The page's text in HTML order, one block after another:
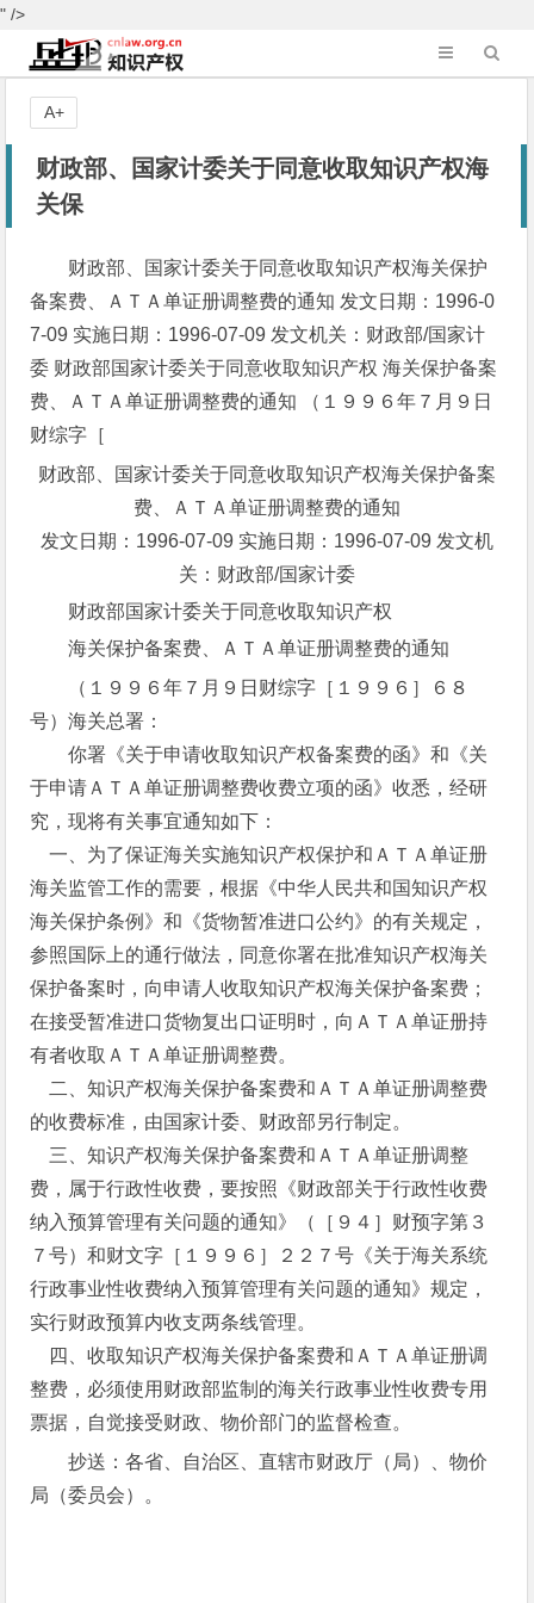
" />
财政部、国家计委关于同意收取知识产权海
关保
财政部、国家计委关于同意收取知识产权海关保护
备案费、ＡＴＡ单证册调整费的通知 发文日期：1996-0
7-09 实施日期：1996-07-09 发文机关：财政部/国家计
委 财政部国家计委关于同意收取知识产权 海关保护备案
费、ＡＴＡ单证册调整费的通知 （１９９６年７月９日
财综字［
财政部、国家计委关于同意收取知识产权海关保护备案
费、ＡＴＡ单证册调整费的通知
发文日期：1996-07-09 实施日期：1996-07-09 发文机
关：财政部/国家计委
财政部国家计委关于同意收取知识产权
海关保护备案费、ＡＴＡ单证册调整费的通知
（１９９６年７月９日财综字［１９９６］６８
号）海关总署：
你署《关于申请收取知识产权备案费的函》和《关
于申请ＡＴＡ单证册调整费收费立项的函》收悉，经研
究，现将有关事宜通知如下：
一、为了保证海关实施知识产权保护和ＡＴＡ单证册
海关监管工作的需要，根据《中华人民共和国知识产权
海关保护条例》和《货物暂准进口公约》的有关规定，
参照国际上的通行做法，同意你署在批准知识产权海关
保护备案时，向申请人收取知识产权海关保护备案费；
在接受暂准进口货物复出口证明时，向ＡＴＡ单证册持
有者收取ＡＴＡ单证册调整费。
二、知识产权海关保护备案费和ＡＴＡ单证册调整费
的收费标准，由国家计委、财政部另行制定。
三、知识产权海关保护备案费和ＡＴＡ单证册调整
费，属于行政性收费，要按照《财政部关于行政性收费
纳入预算管理有关问题的通知》（［９４］财预字第３
７号）和财文字［１９９６］２２７号《关于海关系统
行政事业性收费纳入预算管理有关问题的通知》规定，
实行财政预算内收支两条线管理。
四、收取知识产权海关保护备案费和ＡＴＡ单证册调
整费，必须使用财政部监制的海关行政事业性收费专用
票据，自觉接受财政、物价部门的监督检查。
抄送：各省、自治区、直辖市财政厅（局）、物价
局（委员会）。
A+